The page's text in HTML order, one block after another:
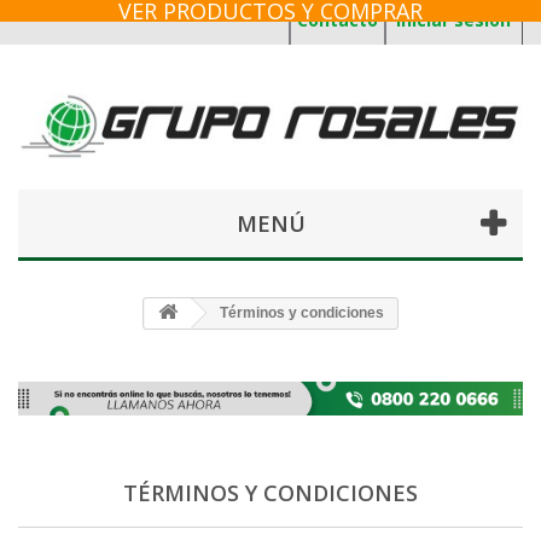
Iniciar sesión
Contacto
MENÚ
Términos y condiciones
TÉRMINOS Y CONDICIONES
VER PRODUCTOS Y COMPRAR